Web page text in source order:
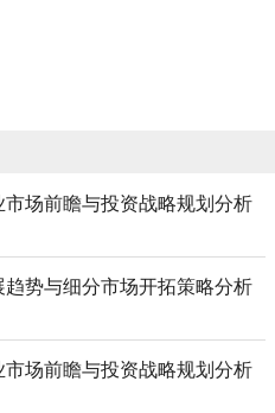
市场前瞻与投资战略规划分析
趋势与细分市场开拓策略分析
市场前瞻与投资战略规划分析